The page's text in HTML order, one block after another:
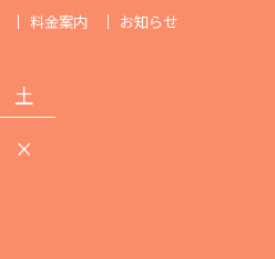
料金案内 お知らせ
土
×